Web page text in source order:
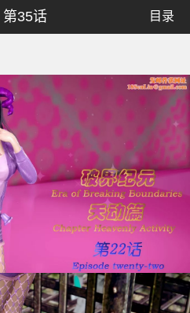
第35话 目录